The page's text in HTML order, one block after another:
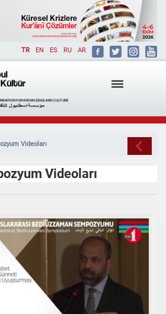
TR EN ES RU AR
Videoları
Videoları